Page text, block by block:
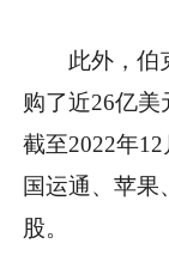
此外，伯
购了近26亿美
截至2022年
国运通、苹果
股。